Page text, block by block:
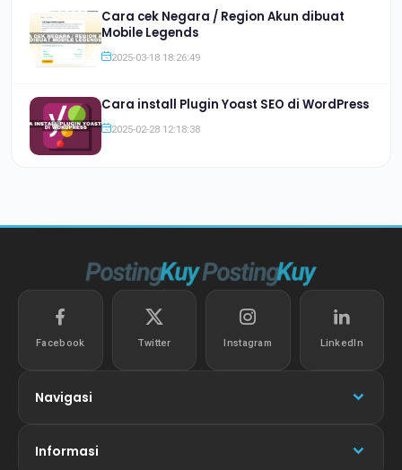
Cara cek Negara / Region Akun dibuat
Mobile Legends
2025-03-18 18:26:49
Cara install Plugin Yoast SEO di WordPress
2025-02-28 12:18:38
Facebook Twitter Instagram LinkedIn
Navigasi
Informasi